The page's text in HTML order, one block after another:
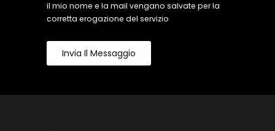
il mio nome e la mail vengano salvate per la
corretta erogazione del servizio
Invia Il Messaggio